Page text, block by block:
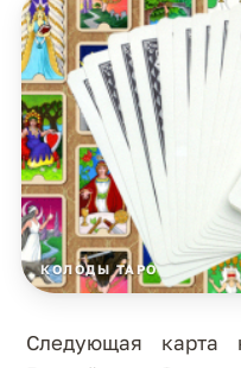
КОЛОДЫ ТАРО
Следующая